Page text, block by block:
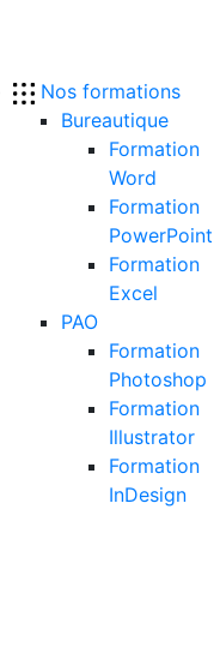
Nos formations
Bureautique
Formation
Word
Formation
PowerPoint
Formation
Excel
PAO
Formation
Photoshop
Formation
Illustrator
Formation
InDesign